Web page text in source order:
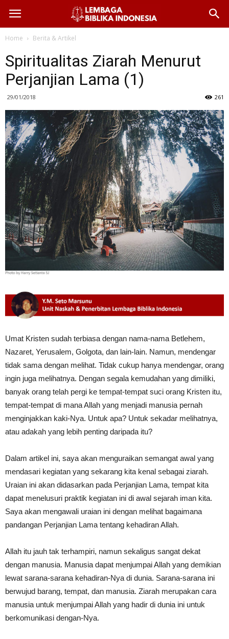
Home Berita & Artikel
Spiritualitas Ziarah Menurut
Perjanjian Lama (1)
29/01/2018 261
Umat Kristen sudah terbiasa dengan nama-nama Betlehem,
Nazaret, Yerusalem, Golgota, dan lain-lain. Namun, mendengar
tidak sama dengan melihat. Tidak cukup hanya mendengar, orang
ingin juga melihatnya. Dengan segala kemudahan yang dimiliki,
banyak orang telah pergi ke tempat-tempat suci orang Kristen itu,
tempat-tempat di mana Allah yang menjadi manusia pernah
menginjakkan kaki-Nya. Untuk apa? Untuk sekadar melihatnya,
atau adakah yang lebih penting daripada itu?
Dalam artikel ini, saya akan menguraikan semangat awal yang
mendasari kegiatan yang sekarang kita kenal sebagai ziarah.
Uraian ini akan didasarkan pada Perjanjian Lama, tempat kita
dapat menelusuri praktik kegiatan ini di awal sejarah iman kita.
Saya akan mengawali uraian ini dengan melihat bagaimana
pandangan Perjanjian Lama tentang kehadiran Allah.
Allah itu jauh tak terhampiri, namun sekaligus sangat dekat
dengan manusia. Manusia dapat menjumpai Allah yang demikian
lewat sarana-sarana kehadiran-Nya di dunia. Sarana-sarana ini
berwujud barang, tempat, dan manusia. Ziarah merupakan cara
manusia untuk menjumpai Allah yang hadir di dunia ini untuk
berkomunikasi dengan-Nya.